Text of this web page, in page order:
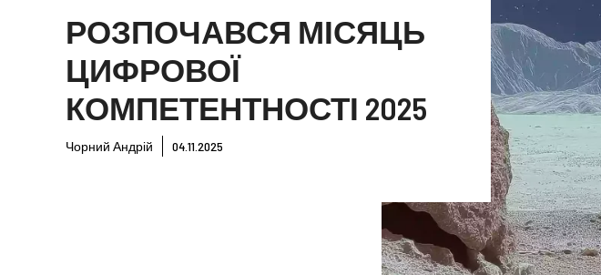
РОЗПОЧАВСЯ МІСЯЦЬ
ЦИФРОВОЇ
КОМПЕТЕНТНОСТІ 2025
Чорний Андрій 04.11.2025